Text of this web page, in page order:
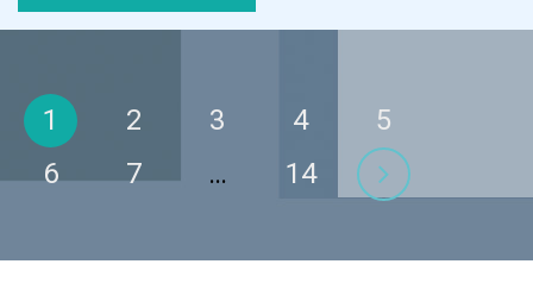
1 (huidige)
2 3 4
5
6
7 … 14